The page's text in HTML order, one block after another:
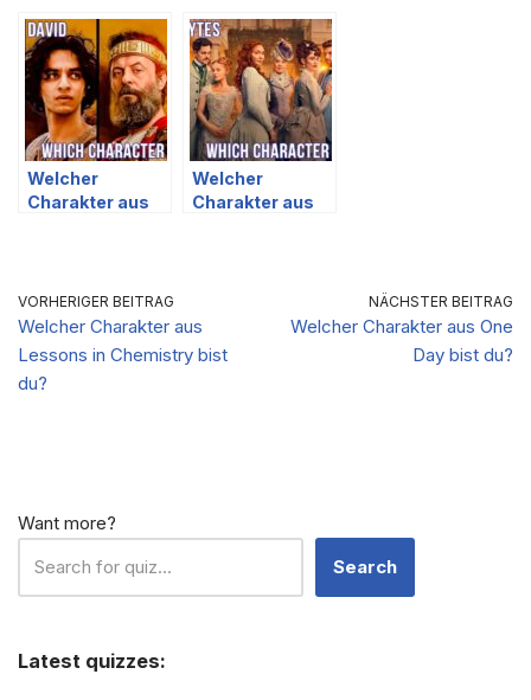
Abbey‘ bist du?
basierend auf
deinem
Lebensstil?
Welcher
Charakter aus
Welcher
Charakter aus
VORHERIGER BEITRAG
Welcher Charakter aus
Lessons in Chemistry bist
du?
NÄCHSTER BEITRAG
Welcher Charakter aus One
Day bist du?
Want more?
Search
Latest quizzes: